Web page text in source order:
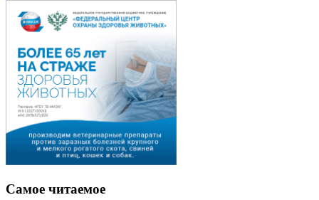
Самое читаемое